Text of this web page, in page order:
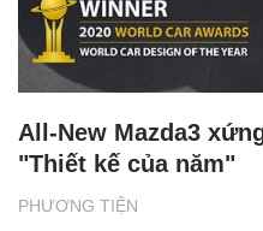
PHƯƠNG TIỆN
All-New Mazda3
"Thiết kế của năm"